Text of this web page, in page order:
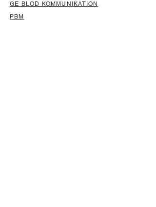
GE BLOD KOMMUNIKATION
PBM